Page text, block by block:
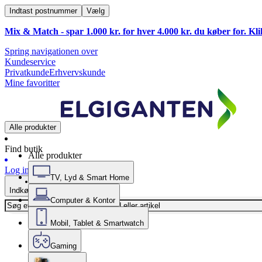
Indtast postnummer Vælg
Mix & Match - spar 1.000 kr. for hver 4.000 kr. du køber for.
Spring navigationen over
Kundeservice
PrivatkundeErhvervskunde
Mine favoritter
Alle produkter
Find butik
Log ind
Indkøbskurv
Alle produkter
TV, Lyd & Smart Home
Computer & Kontor
Mobil, Tablet & Smartwatch
Gaming